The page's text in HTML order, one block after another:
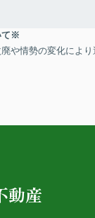
て※
や情勢の変化により
動産